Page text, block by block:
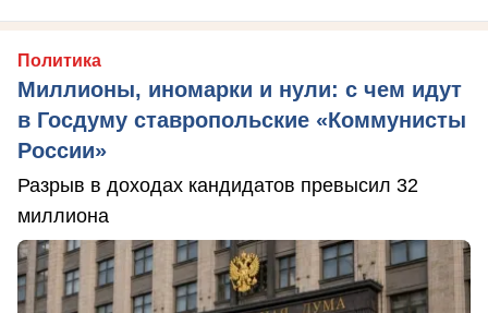
Политика
Миллионы, иномарки и нули: с чем идут
в Госдуму ставропольские «Коммунисты
России»
Разрыв в доходах кандидатов превысил 32
миллиона